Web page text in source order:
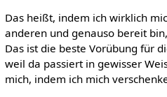
Das heißt, indem ich wirklich
anderen und genauso bereit
Das ist die beste Vorübung für
weil da passiert in gewisser
mich, indem ich mich